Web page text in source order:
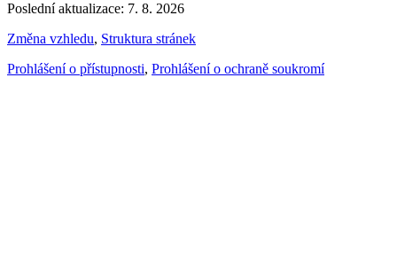
Poslední aktualizace: 7. 8. 2026
Změna vzhledu, Struktura stránek
Prohlášení o přístupnosti, Prohlášení o ochraně soukromí